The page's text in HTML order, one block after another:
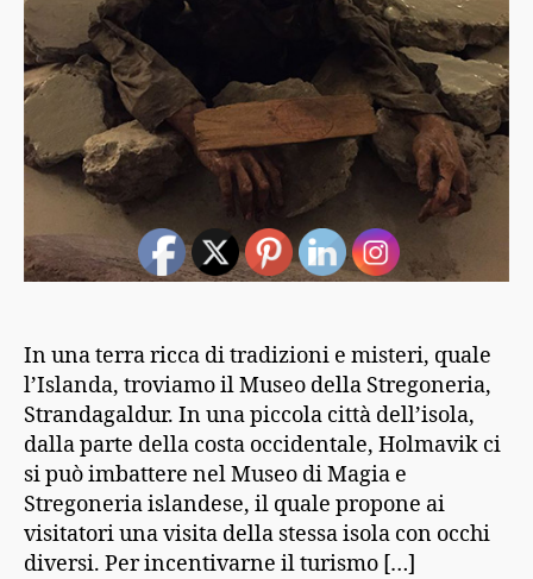
In una terra ricca di tradizioni e misteri, quale
l’Islanda, troviamo il Museo della Stregoneria,
Strandagaldur. In una piccola città dell’isola,
dalla parte della costa occidentale, Holmavik ci
si può imbattere nel Museo di Magia e
Stregoneria islandese, il quale propone ai
visitatori una visita della stessa isola con occhi
diversi. Per incentivarne il turismo […]